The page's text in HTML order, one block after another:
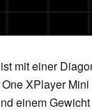
mit einer
XPlayer
einem